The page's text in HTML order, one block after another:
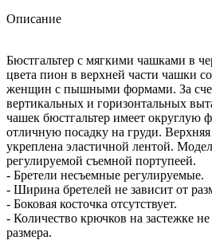
Описание
Бюстгальтер с мягкими чашками в
цвета пион в верхней части чашки
женщин с пышными формами. За
вертикальных и горизонтальных
чашек бюстгальтер имеет округлую
отличную посадку на груди. Верхняя
укреплена эластичной лентой.
регулируемой съемной портупеей.
- Бретели несъемные регулируемые.
- Ширина бретелей не зависит от
- Боковая косточка отсутствует.
- Количество крючков на застежке
размера.